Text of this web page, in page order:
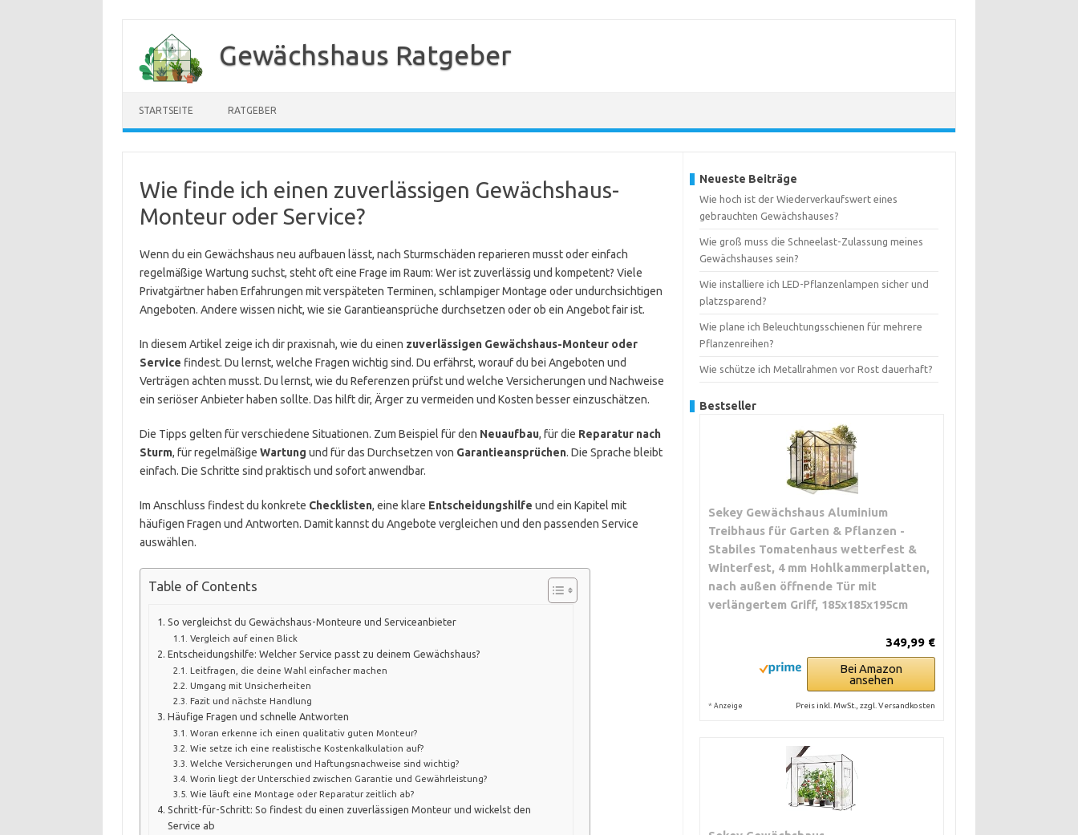
springen
Gewächshaus Ratgeber
STARTSEITE RATGEBER
Wie finde ich einen zuverlässigen Gewächshaus-
Monteur oder Service?
Wenn du ein Gewächshaus neu aufbauen lässt, nach Sturmschäden reparieren musst oder einfach
regelmäßige Wartung suchst, steht oft eine Frage im Raum: Wer ist zuverlässig und kompetent? Viele
Privatgärtner haben Erfahrungen mit verspäteten Terminen, schlampiger Montage oder undurchsichtigen
Angeboten. Andere wissen nicht, wie sie Garantieansprüche durchsetzen oder ob ein Angebot fair ist.
In diesem Artikel zeige ich dir praxisnah, wie du einen zuverlässigen Gewächshaus-Monteur oder
Service findest. Du lernst, welche Fragen wichtig sind. Du erfährst, worauf du bei Angeboten und
Verträgen achten musst. Du lernst, wie du Referenzen prüfst und welche Versicherungen und Nachweise
ein seriöser Anbieter haben sollte. Das hilft dir, Ärger zu vermeiden und Kosten besser einzuschätzen.
Die Tipps gelten für verschiedene Situationen. Zum Beispiel für den Neuaufbau, für die Reparatur nach
Sturm, für regelmäßige Wartung und für das Durchsetzen von Garantieansprüchen. Die Sprache bleibt
einfach. Die Schritte sind praktisch und sofort anwendbar.
Im Anschluss findest du konkrete Checklisten, eine klare Entscheidungshilfe und ein Kapitel mit
häufigen Fragen und Antworten. Damit kannst du Angebote vergleichen und den passenden Service
auswählen.
Table of Contents
So vergleichst du Gewächshaus-Monteure und Serviceanbieter
Vergleich auf einen Blick
Entscheidungshilfe: Welcher Service passt zu deinem Gewächshaus?
Leitfragen, die deine Wahl einfacher machen
Umgang mit Unsicherheiten
Fazit und nächste Handlung
Häufige Fragen und schnelle Antworten
Woran erkenne ich einen qualitativ guten Monteur?
Wie setze ich eine realistische Kostenkalkulation auf?
Welche Versicherungen und Haftungsnachweise sind wichtig?
Worin liegt der Unterschied zwischen Garantie und Gewährleistung?
Wie läuft eine Montage oder Reparatur zeitlich ab?
Schritt-für-Schritt: So findest du einen zuverlässigen Monteur und wickelst den
Service ab
Neueste Beiträge
Wie hoch ist der Wiederverkaufswert eines
gebrauchten Gewächshauses?
Wie groß muss die Schneelast-Zulassung meines
Gewächshauses sein?
Wie installiere ich LED-Pflanzenlampen sicher und
platzsparend?
Wie plane ich Beleuchtungsschienen für mehrere
Pflanzenreihen?
Wie schütze ich Metallrahmen vor Rost dauerhaft?
Bestseller
Sekey Gewächshaus Aluminium
Treibhaus für Garten & Pflanzen -
Stabiles Tomatenhaus wetterfest &
Winterfest, 4 mm Hohlkammerplatten,
nach außen öffnende Tür mit
verlängertem Griff, 185x185x195cm
349,99 €
Bei Amazon
ansehen
* Anzeige Preis inkl. MwSt., zzgl. Versandkosten